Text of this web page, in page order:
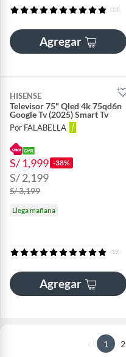
(14)
Agregar
HISENSE
Televisor 75" Qled 4k 75qd6n
Google Tv (2025) Smart Tv
Por FALABELLA
S/ 1,999 -38%
S/ 2,199
S/ 3,199
Llega mañana
(19)
Agregar
1 2